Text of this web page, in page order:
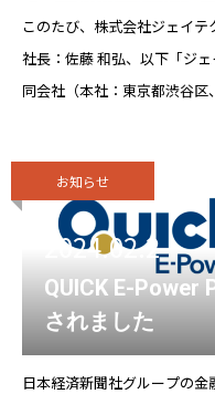
このたび、株式会社ジェイ
社長：佐藤 和弘、以下「ジ
同会社（本社：東京都渋谷
お知らせ
2024.02.2
QUICK E-Power
されました
日本経済新聞社グループの